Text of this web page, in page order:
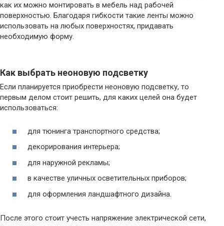
как их можно монтировать в мебель над рабочей
поверхностью. Благодаря гибкости такие ленты можно
использовать на любых поверхностях, придавать
необходимую форму.
Как выбрать неоновую подсветку
Если планируется приобрести неоновую подсветку, то
первым делом стоит решить, для каких целей она будет
использоваться:
для тюнинга транспортного средства;
декорирования интерьера;
для наружной рекламы;
в качестве уличных осветительных приборов;
для оформления ландшафтного дизайна.
После этого стоит учесть напряжение электрической сети,